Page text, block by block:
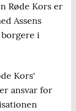
Røde Kors er
Assens
i
Kors'
ansvar for